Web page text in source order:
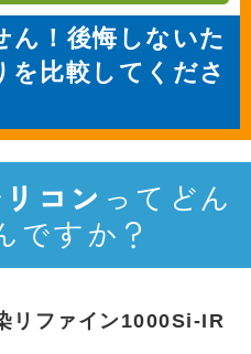
ん！後悔しないた
を比較してくださ
コン ってどん
ですか？
リファイン1000Si-IR